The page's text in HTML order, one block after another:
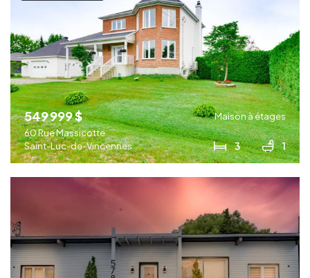
549 999 $
Maison à étages
60 Rue Massicotte
Saint-Luc-de-Vincennes
3 1